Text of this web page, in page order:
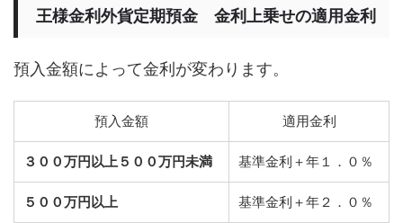
王様金利外貨定期預金 金利上乗せの適用金利
預入金額によって金利が変わります。
預入金額 適用金利
３００万円以上５００万円未満 基準金利＋年１．０％
５００万円以上 基準金利＋年２．０％